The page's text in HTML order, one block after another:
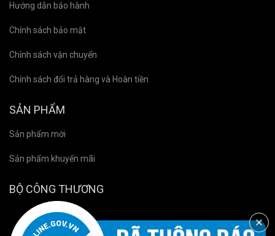
Hướng dẫn bảo hành
Chính sách bảo mật
Chính sách vận chuyển
Chính sách đổi trả hàng và Hoàn tiền
SẢN PHẨM
Sản phẩm mới
Sản phẩm khuyến mãi
BỘ CÔNG THƯƠNG